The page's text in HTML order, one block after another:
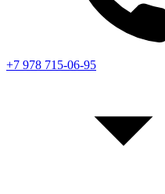
+7 978 715-06-95